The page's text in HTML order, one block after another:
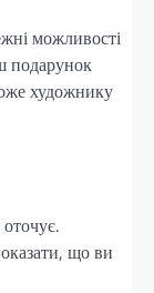
можливості
подарунок
художнику
що ви